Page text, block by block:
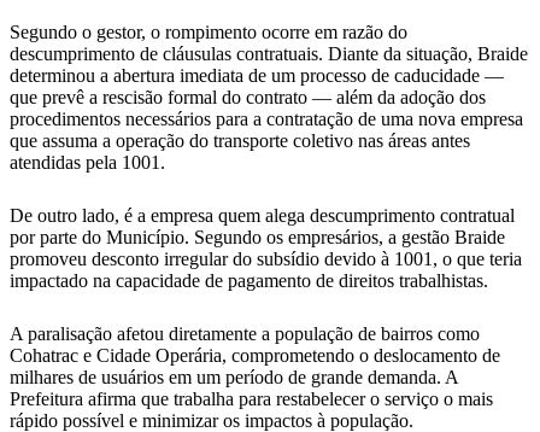
Segundo o gestor, o rompimento ocorre em razão do
descumprimento de cláusulas contratuais. Diante da situação, Braide
determinou a abertura imediata de um processo de caducidade —
que prevê a rescisão formal do contrato — além da adoção dos
procedimentos necessários para a contratação de uma nova empresa
que assuma a operação do transporte coletivo nas áreas antes
atendidas pela 1001.
De outro lado, é a empresa quem alega descumprimento contratual
por parte do Município. Segundo os empresários, a gestão Braide
promoveu desconto irregular do subsídio devido à 1001, o que teria
impactado na capacidade de pagamento de direitos trabalhistas.
A paralisação afetou diretamente a população de bairros como
Cohatrac e Cidade Operária, comprometendo o deslocamento de
milhares de usuários em um período de grande demanda. A
Prefeitura afirma que trabalha para restabelecer o serviço o mais
rápido possível e minimizar os impactos à população.